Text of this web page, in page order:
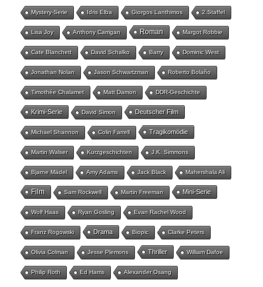
Mystery-Serie Idris Elba Giorgos Lanthimos 2.Staffel
Lisa Joy Anthony Carrigan Roman Margot Robbie
Cate Blanchett David Schalko Barry Dominic West
Jonathan Nolan Jason Schwartzman Roberto Bolaño
Timothée Chalamet Matt Damon DDR-Geschichte
Krimi-Serie David Simon Deutscher Film
Michael Shannon Colin Farrell Tragikomödie
Martin Walser Kurzgeschichten J.K. Simmons
Bjarne Mädel Amy Adams Jack Black Mahershala Ali
Film Sam Rockwell Martin Freeman Mini-Serie
Wolf Haas Ryan Gosling Evan Rachel Wood
Franz Rogowski Drama Biopic Clarke Peters
Olivia Colman Jesse Plemons Thriller William Dafoe
Philip Roth Ed Harris Alexander Osang